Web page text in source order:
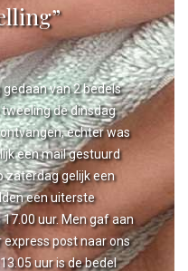
van 2 bedels
de dinsdag
echter was
een mail gestuurd
zaterdag gelijk een
een uiterste
uur. Men gaf aan
post naar ons
uur is de bedel